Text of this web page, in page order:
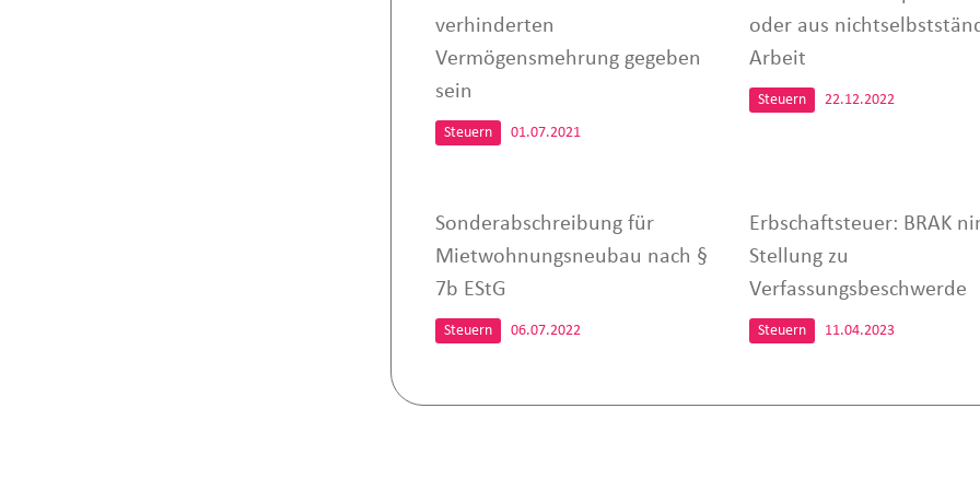
verhinderten
Vermögensmehrung gegeben
sein
Steuern 01.07.2021
oder aus
Arbeit
Steuern 22.12.2022
Sonderabschreibung für
Mietwohnungsneubau nach §
7b EStG
Steuern 06.07.2022
Erbschaftsteuer: BRAK
Stellung zu
Verfassungsbeschwerde
Steuern 11.04.2023